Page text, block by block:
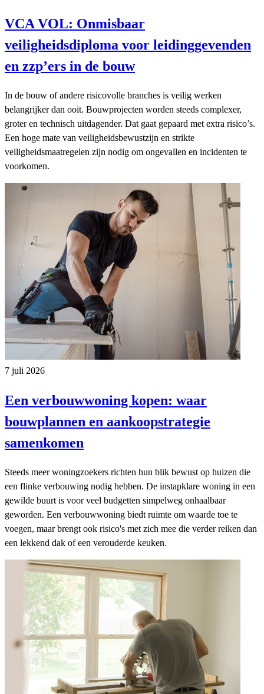
VCA VOL: Onmisbaar
veiligheidsdiploma voor leidinggevenden
en zzp’ers in de bouw
In de bouw of andere risicovolle branches is veilig werken
belangrijker dan ooit. Bouwprojecten worden steeds complexer,
groter en technisch uitdagender. Dat gaat gepaard met extra risico’s.
Een hoge mate van veiligheidsbewustzijn en strikte
veiligheidsmaatregelen zijn nodig om ongevallen en incidenten te
voorkomen.
7 juli 2026
Een verbouwwoning kopen: waar
bouwplannen en aankoopstrategie
samenkomen
Steeds meer woningzoekers richten hun blik bewust op huizen die
een flinke verbouwing nodig hebben. De instapklare woning in een
gewilde buurt is voor veel budgetten simpelweg onhaalbaar
geworden. Een verbouwwoning biedt ruimte om waarde toe te
voegen, maar brengt ook risico's met zich mee die verder reiken dan
een lekkend dak of een verouderde keuken.